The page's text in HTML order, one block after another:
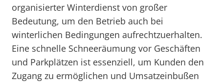
organisierter Winterdienst von großer
Bedeutung, um den Betrieb auch bei
winterlichen Bedingungen aufrechtzuerhalten.
Eine schnelle Schneeräumung vor Geschäften
und Parkplätzen ist essenziell, um Kunden den
Zugang zu ermöglichen und Umsatzeinbußen